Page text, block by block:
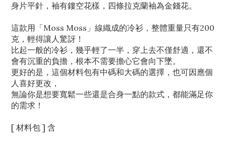
身片平針 ，袖有鏤空花樣 ，四條拉克蘭袖為金錢花。
這款用「Moss Moss」線織成的冷衫，整體重量只有200
克，輕得讓人驚訝！
比起一般的冷衫，幾乎輕了一半，穿上去不僅舒適，還不
會有沉重的負擔，根本不需要擔心它會向下墜。
更好的是，這個材料包有中碼和大碼的選擇，也可因應個
人喜好更改 ，
無論你是想要寬鬆一些還是合身一點的款式，都能滿足你
的需求 ！
[ 材料包 ] 含